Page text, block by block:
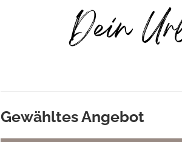
Dein
Gewähltes Angebot